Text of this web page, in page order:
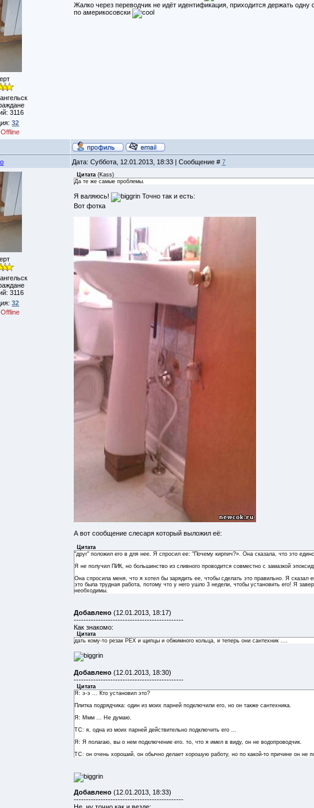
3116
32
Offline
Жалко через переводчик не идёт идентификация, приходится держать одну
по америкосовски
Дата: Суббота, 12.01.2013, 18:33 | Сообщение # 7
3116
32
Offline
Цитата(Kass)
Да те же самые проблемы.
Я валяюсь!
Точно так и есть:
Вот фотка
А вот сообщение слесаря который выложил её:
Цитата
"друг" положил его в для нее. Я спросил ее: "Почему кирпич?». Она сказала, что это
Я не получил ПИК, но большинство из сливного проводится совместно с замазкой
Она спросила меня, что я хотел бы зарядить ее, чтобы сделать это правильно. Я сказал
это была трудная работа, потому что у него ушло 3 недели, чтобы установить его! Я
необходимы.
Добавлено(12.01.2013, 18:17)
---------------------------------------------
Как знакомо:
Цитата
дать кому-то резак PEX и щипцы и обжимного кольца, и теперь они сантехник ....
Добавлено(12.01.2013, 18:30)
---------------------------------------------
Цитата
Я: э-э ... Кто установил это?
Плитка подрядчика: один из моих парней подключили его, но он также сантехника.
Я: Ммм ... Не думаю.
TC: я, одна из моих парней действительно подключить его ...
Я: Я полагаю, вы о нем подключение его. то, что я имел в виду, он не водопроводчик.
TC: он очень хороший, он обычно делает хорошую работу, но по какой-то причине он не
Добавлено(12.01.2013, 18:33)
---------------------------------------------